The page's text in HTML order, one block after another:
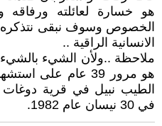
هو خسارة لعائلته
الخصوص وسوف نبقى نتذكره
الانسانية الراقية ..
ملاحظة ..ولأن الشيء بالشيء
هو مرور 39 عام على
الطيب نبيل في قرية
في 30 نيسان عام 1982.